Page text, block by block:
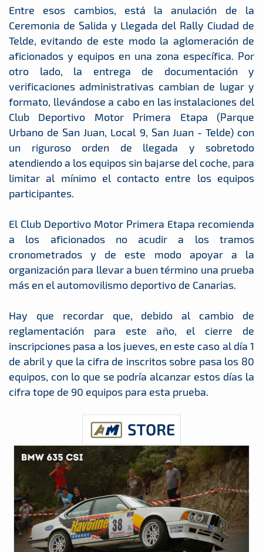
Entre esos cambios, está la anulación de la
Ceremonia de Salida y Llegada del Rally Ciudad de
Telde, evitando de este modo la aglomeración de
aficionados y equipos en una zona específica. Por
otro lado, la entrega de documentación y
verificaciones administrativas cambian de lugar y
formato, llevándose a cabo en las instalaciones del
Club Deportivo Motor Primera Etapa (Parque
Urbano de San Juan, Local 9, San Juan - Telde) con
un riguroso orden de llegada y sobretodo
atendiendo a los equipos sin bajarse del coche, para
limitar al mínimo el contacto entre los equipos
participantes.
El Club Deportivo Motor Primera Etapa recomienda
a los aficionados no acudir a los tramos
cronometrados y de este modo apoyar a la
organización para llevar a buen término una prueba
más en el automovilismo deportivo de Canarias.
Hay que recordar que, debido al cambio de
reglamentación para este año, el cierre de
inscripciones pasa a los jueves, en este caso al día 1
de abril y que la cifra de inscritos sobre pasa los 80
equipos, con lo que se podría alcanzar estos días la
cifra tope de 90 equipos para esta prueba.